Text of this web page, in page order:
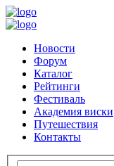
Новости
Форум
Каталог
Рейтинги
Фестиваль
Академия виски
Путешествия
Контакты